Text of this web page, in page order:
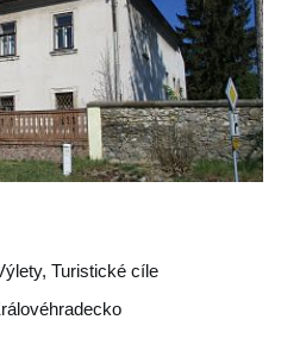
Turistické cíle